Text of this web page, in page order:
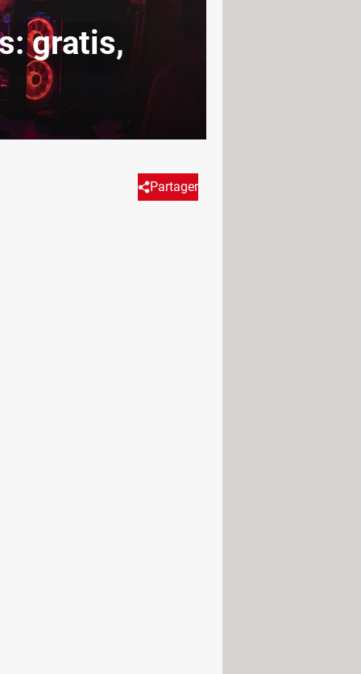
gratis,
Partager
a un magnífico videojuego.
Para sacar al creador de
existen muchos
Así puedes crear desde
propio videojuego, sigue leyendo
y sus buenos resultados.
propio videojuego. Este
mejores opciones para quienes